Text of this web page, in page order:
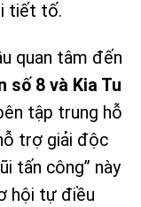
tiết tố.
quan tâm đến
số 8 và Kia Tu
tập trung hỗ
trợ giải độc
tấn công” này
hội tự điều